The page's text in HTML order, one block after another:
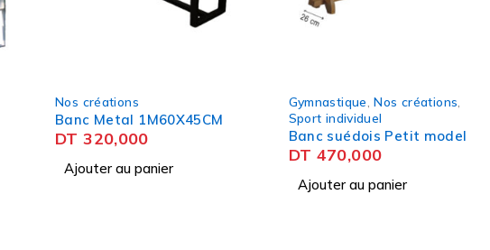
Nos créations
Banc Metal 1M60X45CM
DT 320,000
Ajouter au panier
Gymnastique ,Nos créations
Sport individuel
Banc suédois Petit model
DT 470,000
Ajouter au panier